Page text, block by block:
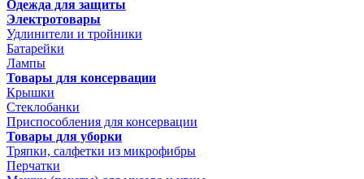
Одежда для защиты
Электротовары
Удлинители и тройники
Батарейки
Лампы
Товары для консервации
Крышки
Стеклобанки
Приспособления для консервации
Товары для уборки
Тряпки, салфетки из микрофибры
Перчатки